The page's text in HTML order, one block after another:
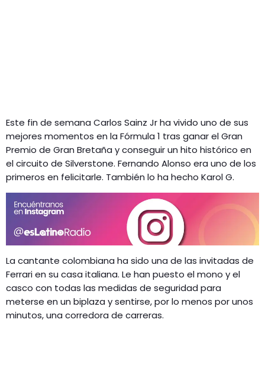
Este fin de semana Carlos Sainz Jr ha vivido uno de sus
mejores momentos en la Fórmula 1 tras ganar el Gran
Premio de Gran Bretaña y conseguir un hito histórico en
el circuito de Silverstone. Fernando Alonso era uno de los
primeros en felicitarle. También lo ha hecho Karol G.
La cantante colombiana ha sido una de las invitadas de
Ferrari en su casa italiana. Le han puesto el mono y el
casco con todas las medidas de seguridad para
meterse en un biplaza y sentirse, por lo menos por unos
minutos, una corredora de carreras.